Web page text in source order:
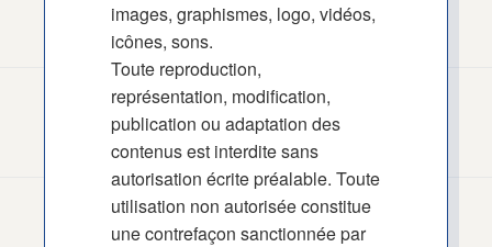
images, graphismes, logo, vidéos,
icônes, sons.
Toute reproduction,
représentation, modification,
publication ou adaptation des
contenus est interdite sans
autorisation écrite préalable. Toute
utilisation non autorisée constitue
une contrefaçon sanctionnée par